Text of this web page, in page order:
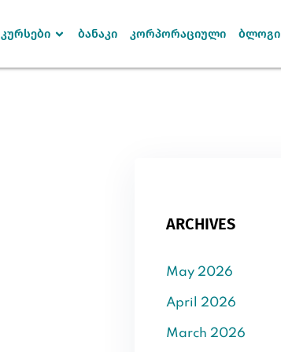
კურსები ბანაკი კორპორაციული ბლოგი
ARCHIVES
May 2026
April 2026
March 2026